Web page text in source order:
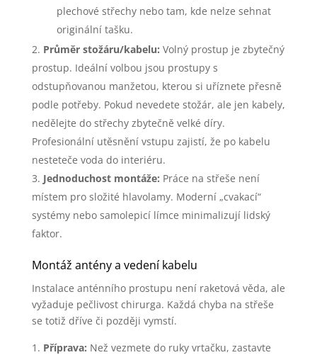
plechové střechy nebo tam, kde nelze sehnat
originální tašku.
Průměr stožáru/kabelu: Volný prostup je zbytečný
prostup. Ideální volbou jsou prostupy s
odstupňovanou manžetou, kterou si uříznete přesně
podle potřeby. Pokud nevedete stožár, ale jen kabely,
nedělejte do střechy zbytečně velké díry.
Profesionální utěsnění vstupu zajistí, že po kabelu
nesteteče voda do interiéru.
Jednoduchost montáže: Práce na střeše není
místem pro složité hlavolamy. Moderní „cvakací“
systémy nebo samolepicí límce minimalizují lidský
faktor.
Montáž antény a vedení kabelu
Instalace anténního prostupu není raketová věda, ale
vyžaduje pečlivost chirurga. Každá chyba na střeše
se totiž dříve či později vymstí.
Příprava: Než vezmete do ruky vrtačku, zastavte